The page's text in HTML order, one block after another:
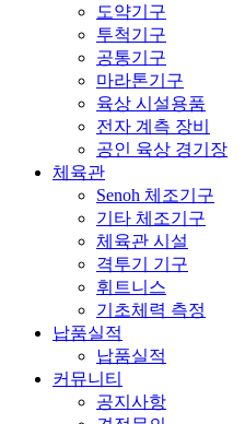
도약기구
투척기구
공통기구
마라톤기구
육상 시설용품
전자 계측 장비
공인 육상 경기장
체육관
Senoh 체조기구
기타 체조기구
체육관 시설
격투기 기구
휘트니스
기초체력 측정
납품실적
납품실적
커뮤니티
공지사항